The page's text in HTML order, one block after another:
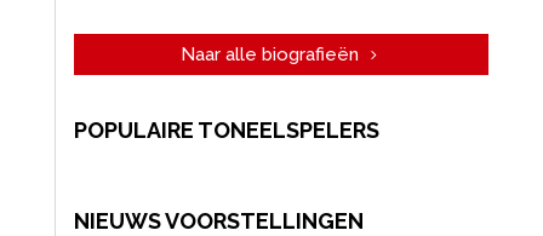
Naar alle biografieën
POPULAIRE TONEELSPELERS
NIEUWS VOORSTELLINGEN